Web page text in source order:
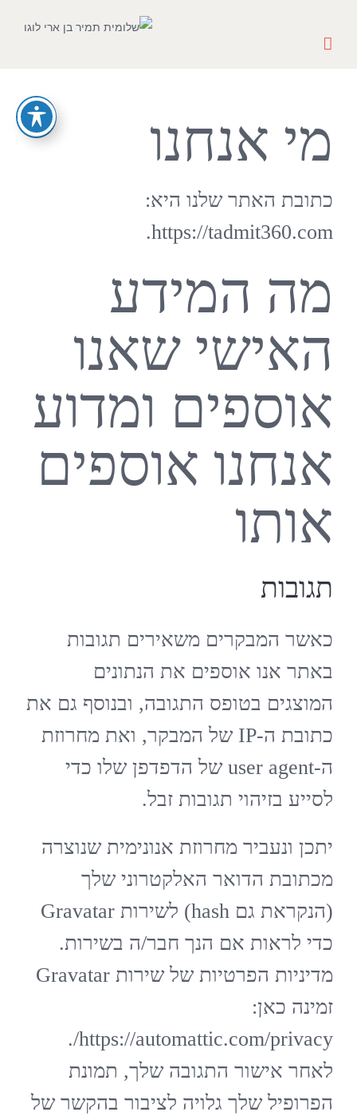
מי אנחנו
כתובת האתר שלנו היא:
https://tadmit360.com.
מה המידע
האישי שאנו
אוספים ומדוע
אנחנו אוספים
אותו
תגובות
כאשר המבקרים משאירים תגובות
באתר אנו אוספים את הנתונים
המוצגים בטופס התגובה, ובנוסף גם את
כתובת ה-IP של המבקר, ואת מחרוזת
ה-user agent של הדפדפן שלו כדי
לסייע בזיהוי תגובות זבל.
יתכן ונעביר מחרוזת אנונימית שנוצרה
מכתובת הדואר האלקטרוני שלך
(הנקראת גם hash) לשירות Gravatar
כדי לראות אם הנך חבר/ה בשירות.
מדיניות הפרטיות של שירות Gravatar
זמינה כאן:
https://automattic.com/privacy/.
לאחר אישור התגובה שלך, תמונת
הפרופיל שלך גלויה לציבור בהקשר של